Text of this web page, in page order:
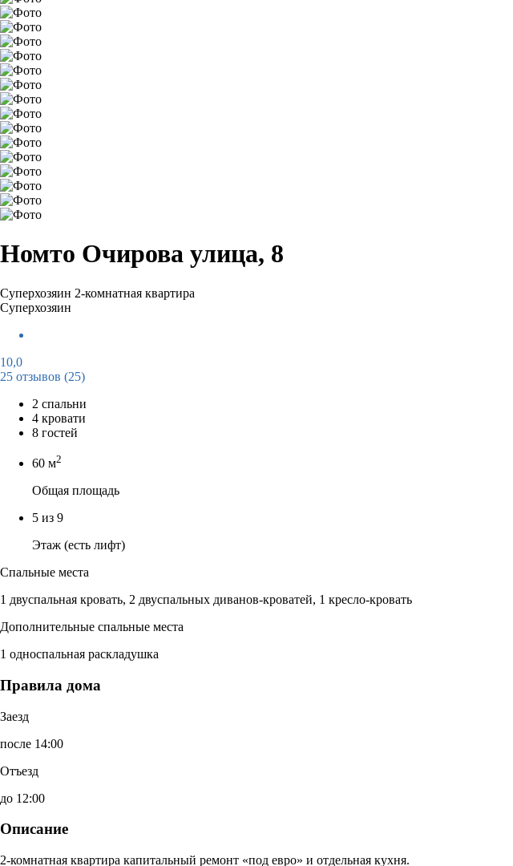
Номто Очирова улица, 8
Суперхозяин 2-комнатная квартира
Суперхозяин
10,0
25 отзывов (25)
2 спальни
4 кровати
8 гостей
60 м2
Общая площадь
5 из 9
Этаж (есть лифт)
Спальные места
1 двуспальная кровать, 2 двуспальных диванов-кроватей, 1 кресло-кровать
Дополнительные спальные места
1 односпальная раскладушка
Правила дома
Заезд
после 14:00
Отъезд
до 12:00
Описание
2-комнатная квартира капитальный ремонт «под евро» и отдельная кухня.